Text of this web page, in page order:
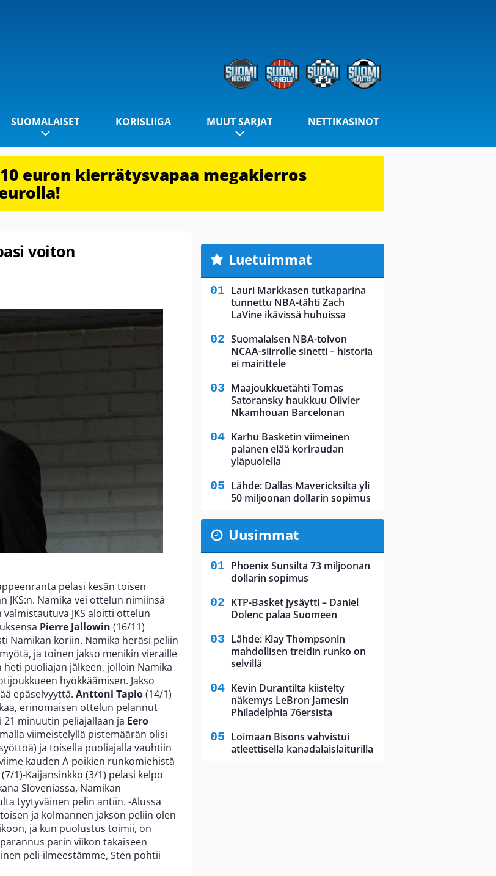
SUOMALAISET KORISLIIGA MUUT SARJAT NETTIKASINOT
euron kierrätysvapaa megakierros
voiton
pelasi kesän toisen
Namika vei ottelun nimiinsä
JKS aloitti ottelun
Pierre Jallowin (16/11)
Namikan koriin. Namika heräsi peliin
ja toinen jakso menikin vieraille
puoliajan jälkeen, jolloin Namika
hyökkäämisen. Jakso
epäselvyyttä. Anttoni Tapio(14/1)
erinomaisen ottelun pelannut
minuutin peliajallaan ja Eero
viimeistelyllä pistemäärän olisi
ja toisella puoliajalla vauhtiin
kauden A-poikien runkomiehistä
1)-Kaijansinkko (3/1) pelasi kelpo
Sloveniassa, Namikan
tyytyväinen pelin antiin. -Alussa
ja kolmannen jakson peliin olen
ja kun puolustus toimii, on
parin viikon takaiseen
peli-ilmeestämme, Sten pohtii
Luetuimmat
Lauri Markkasen tutkaparina
tunnettu NBA-tähti Zach
LaVine ikävissä huhuissa
Suomalaisen NBA-toivon
NCAA-siirrolle sinetti – historia
ei mairittele
Maajoukkuetähti Tomas
Satoransky haukkuu Olivier
Nkamhouan Barcelonan
Karhu Basketin viimeinen
palanen elää koriraudan
yläpuolella
Lähde: Dallas Mavericksilta yli
50 miljoonan dollarin sopimus
Uusimmat
Phoenix Sunsilta 73 miljoonan
dollarin sopimus
KTP-Basket jysäytti – Daniel
Dolenc palaa Suomeen
Lähde: Klay Thompsonin
mahdollisen treidin runko on
selvillä
Kevin Durantilta kiistelty
näkemys LeBron Jamesin
Philadelphia 76ersista
Loimaan Bisons vahvistui
atleettisella kanadalaislaiturilla